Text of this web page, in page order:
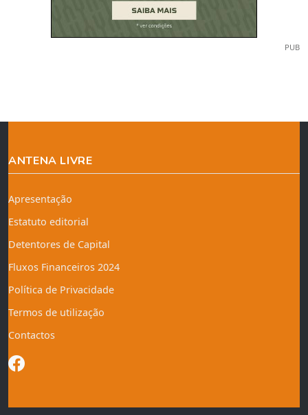
PUB
ANTENA LIVRE
Apresentação
Estatuto editorial
Detentores de Capital
Fluxos Financeiros 2024
Política de Privacidade
Termos de utilização
Contactos